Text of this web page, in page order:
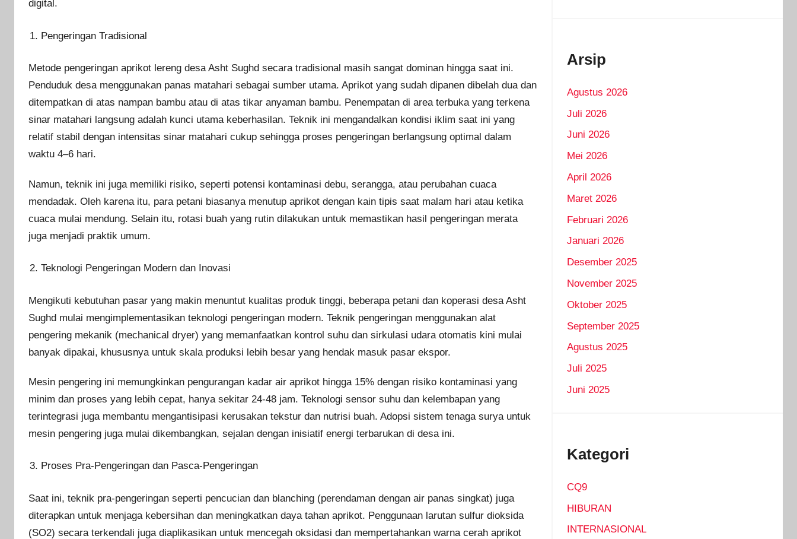
digital.
Pengeringan Tradisional
Metode pengeringan aprikot lereng desa Asht Sughd secara tradisional masih sangat dominan hingga saat ini.
Penduduk desa menggunakan panas matahari sebagai sumber utama. Aprikot yang sudah dipanen dibelah dua dan
ditempatkan di atas nampan bambu atau di atas tikar anyaman bambu. Penempatan di area terbuka yang terkena
sinar matahari langsung adalah kunci utama keberhasilan. Teknik ini mengandalkan kondisi iklim saat ini yang
relatif stabil dengan intensitas sinar matahari cukup sehingga proses pengeringan berlangsung optimal dalam
waktu 4–6 hari.
Namun, teknik ini juga memiliki risiko, seperti potensi kontaminasi debu, serangga, atau perubahan cuaca
mendadak. Oleh karena itu, para petani biasanya menutup aprikot dengan kain tipis saat malam hari atau ketika
cuaca mulai mendung. Selain itu, rotasi buah yang rutin dilakukan untuk memastikan hasil pengeringan merata
juga menjadi praktik umum.
Teknologi Pengeringan Modern dan Inovasi
Mengikuti kebutuhan pasar yang makin menuntut kualitas produk tinggi, beberapa petani dan koperasi desa Asht
Sughd mulai mengimplementasikan teknologi pengeringan modern. Teknik pengeringan menggunakan alat
pengering mekanik (mechanical dryer) yang memanfaatkan kontrol suhu dan sirkulasi udara otomatis kini mulai
banyak dipakai, khususnya untuk skala produksi lebih besar yang hendak masuk pasar ekspor.
Mesin pengering ini memungkinkan pengurangan kadar air aprikot hingga 15% dengan risiko kontaminasi yang
minim dan proses yang lebih cepat, hanya sekitar 24-48 jam. Teknologi sensor suhu dan kelembapan yang
terintegrasi juga membantu mengantisipasi kerusakan tekstur dan nutrisi buah. Adopsi sistem tenaga surya untuk
mesin pengering juga mulai dikembangkan, sejalan dengan inisiatif energi terbarukan di desa ini.
Proses Pra-Pengeringan dan Pasca-Pengeringan
Saat ini, teknik pra-pengeringan seperti pencucian dan blanching (perendaman dengan air panas singkat) juga
diterapkan untuk menjaga kebersihan dan meningkatkan daya tahan aprikot. Penggunaan larutan sulfur dioksida
(SO2) secara terkendali juga diaplikasikan untuk mencegah oksidasi dan mempertahankan warna cerah aprikot
Arsip
Agustus 2026
Juli 2026
Juni 2026
Mei 2026
April 2026
Maret 2026
Februari 2026
Januari 2026
Desember 2025
November 2025
Oktober 2025
September 2025
Agustus 2025
Juli 2025
Juni 2025
Kategori
CQ9
HIBURAN
INTERNASIONAL